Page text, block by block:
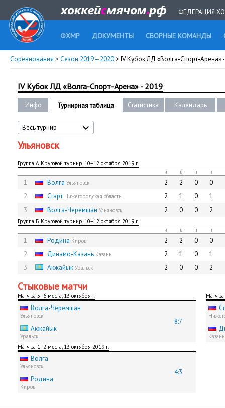
ФЕДЕРАЦИЯ
ФХМР ДОКУМЕНТЫ СБОРНЫЕ КОМАНДЫ
Соревнования > Сезон 2019—2020> IV Кубок ЛД «Волга-Спорт-Арена»
IV Кубок ЛД «Волга-Спорт-Арена» - 2019
Инфо Турнирная таблица Статистика Календарь
Весь турнир
Ульяновск
Группа А. Круговой турнир, 10−12 октября 2019 г.
и
в н п
1 Волга Ульяновск 2 2 0
0
2
Старт Нижегородская область 2 1 0
1
3
Волга-Черемшан Ульяновск 2 0 0 2
Группа Б. Круговой турнир, 10−12 октября 2019 г.
и
в н п
1 Родина Киров 2 2 0
0
2
Динамо-Казань Казань 2 1 0
1
3
Акжайык Уральск 2 0 0 2
Стыковые матчи
Матч за 5−6 места, 13 октября г.
Волга-Черемшан
Ульяновск
8:7
Акжайык
Уральск
Матч
Казань
Матч за 1−2 места, 13 октября 2019 г.
Волга
Ульяновск
4:3
Родина
Киров